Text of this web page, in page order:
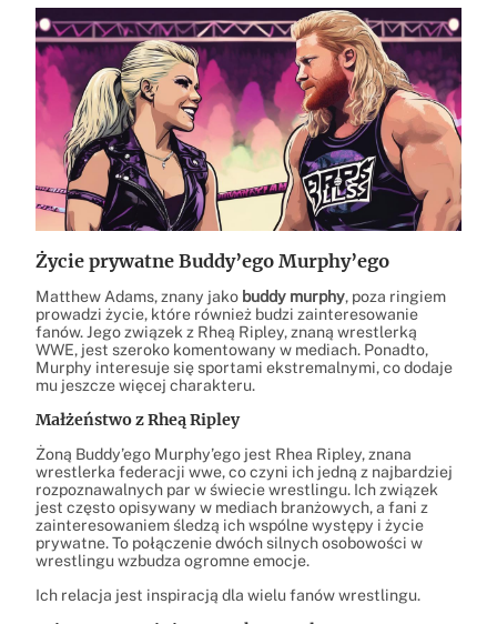
Życie prywatne Buddy’ego Murphy’ego
Matthew Adams, znany jako buddy murphy, poza ringiem
prowadzi życie, które również budzi zainteresowanie
fanów. Jego związek z Rheą Ripley, znaną wrestlerką
WWE, jest szeroko komentowany w mediach. Ponadto,
Murphy interesuje się sportami ekstremalnymi, co dodaje
mu jeszcze więcej charakteru.
Małżeństwo z Rheą Ripley
Żoną Buddy’ego Murphy’ego jest Rhea Ripley, znana
wrestlerka federacji wwe, co czyni ich jedną z najbardziej
rozpoznawalnych par w świecie wrestlingu. Ich związek
jest często opisywany w mediach branżowych, a fani z
zainteresowaniem śledzą ich wspólne występy i życie
prywatne. To połączenie dwóch silnych osobowości w
wrestlingu wzbudza ogromne emocje.
Ich relacja jest inspiracją dla wielu fanów wrestlingu.